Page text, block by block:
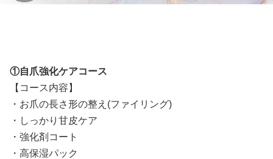
①自爪強化ケアコース
【コース内容】
・お爪の長さ形の整え(ファイリング)
・しっかり甘皮ケア
・強化剤コート
・高保湿パック